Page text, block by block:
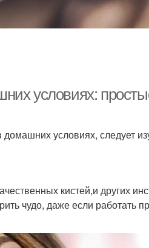
условиях:
условиях, следует
кистей,и других
чудо, даже если работать